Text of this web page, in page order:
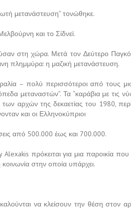
μετανάστευση” τονώθηκε.
και το Σίδνεϊ.
στη χώρα. Μετά τον Δεύτερο
πλημμύρα: η μαζική μετανάστευση.
– πολύ περισσότεροι από τους
μεταναστών”. Τα “καράβια με τις
αρχών της δεκαετίας του 1980,
και οι Ελληνοκύπριοι
από 500.000 έως και 700.000.
πρόκειται για μια παροικία που
στην οποία υπάρχει.
να κλείσουν την θέση στον